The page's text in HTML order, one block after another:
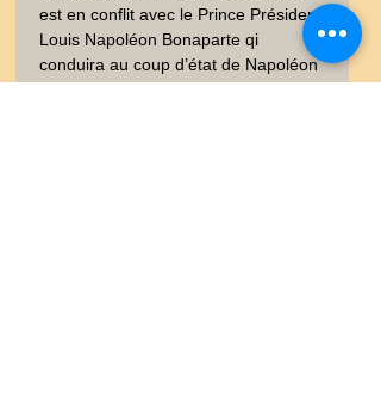
est en conflit avec le Prince Président
Louis Napoléon Bonaparte qi
conduira au coup d’état de Napoléon